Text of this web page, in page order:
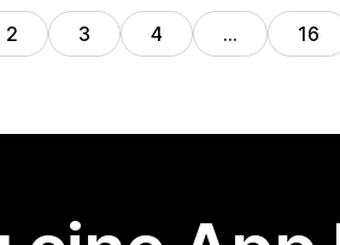
2 3 4 … 16